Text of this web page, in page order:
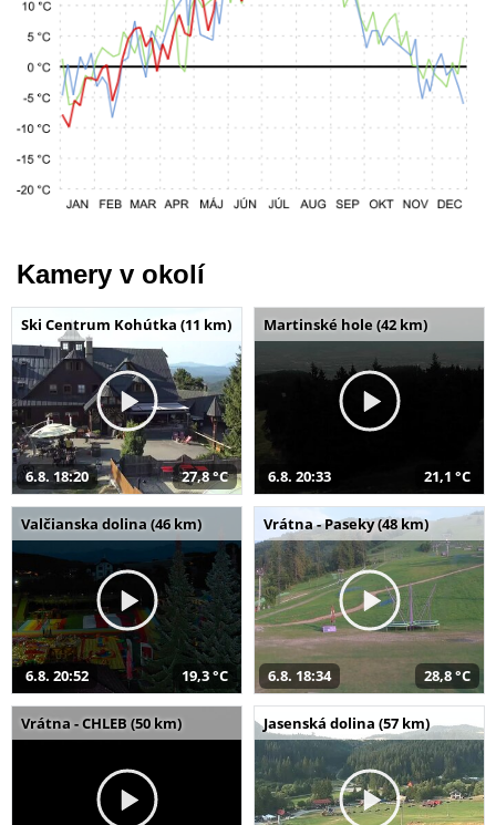
Kamery v okolí
Ski Centrum Kohútka (11 km)
6.8. 18:20 27,8 °C
Martinské hole (42 km)
6.8. 20:33 21,1 °C
Valčianska dolina (46 km)
6.8. 20:52 19,3 °C
Vrátna - Paseky (48 km)
6.8. 18:34 28,8 °C
Vrátna - CHLEB (50 km) Jasenská dolina (57 km)